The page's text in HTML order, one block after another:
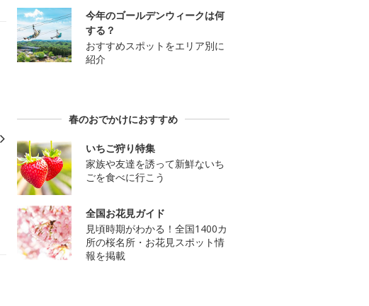
今年のゴールデンウィークは何
する？
おすすめスポットをエリア別に
紹介
春のおでかけにおすすめ
いちご狩り特集
家族や友達を誘って新鮮ないち
ごを食べに行こう
全国お花見ガイド
見頃時期がわかる！全国1400カ
所の桜名所・お花見スポット情
報を掲載